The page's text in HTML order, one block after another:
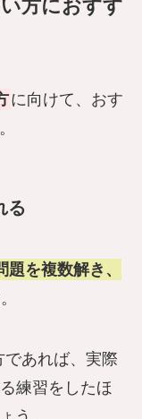
方におすす
に向けて、おす
る
題を複数解き、
あれば、実際
練習をしたほ